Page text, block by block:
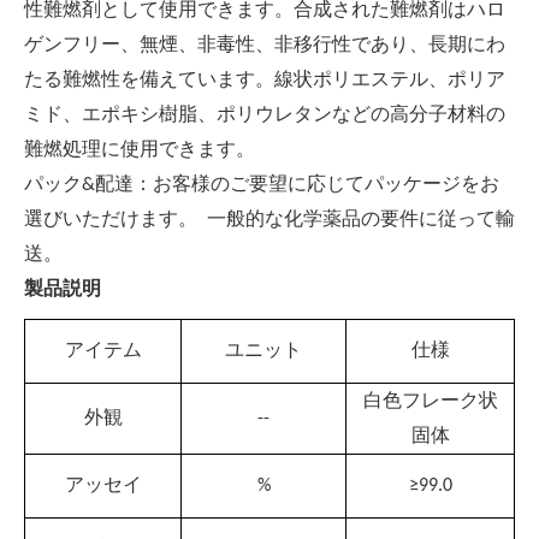
性難燃剤として使用できます。合成された難燃剤はハロ
ゲンフリー、無煙、非毒性、非移行性であり、長期にわ
たる難燃性を備えています。線状ポリエステル、ポリア
ミド、エポキシ樹脂、ポリウレタンなどの高分子材料の
難燃処理に使用できます。
パック&配達 ： お客様のご要望に応じてパッケージをお
選びいただけます。 一般的な化学薬品の要件に従って輸
送。
製品説明
アイテム ユニット 仕様
外観 --
白色フレーク状
固体
アッセイ % ≥99.0